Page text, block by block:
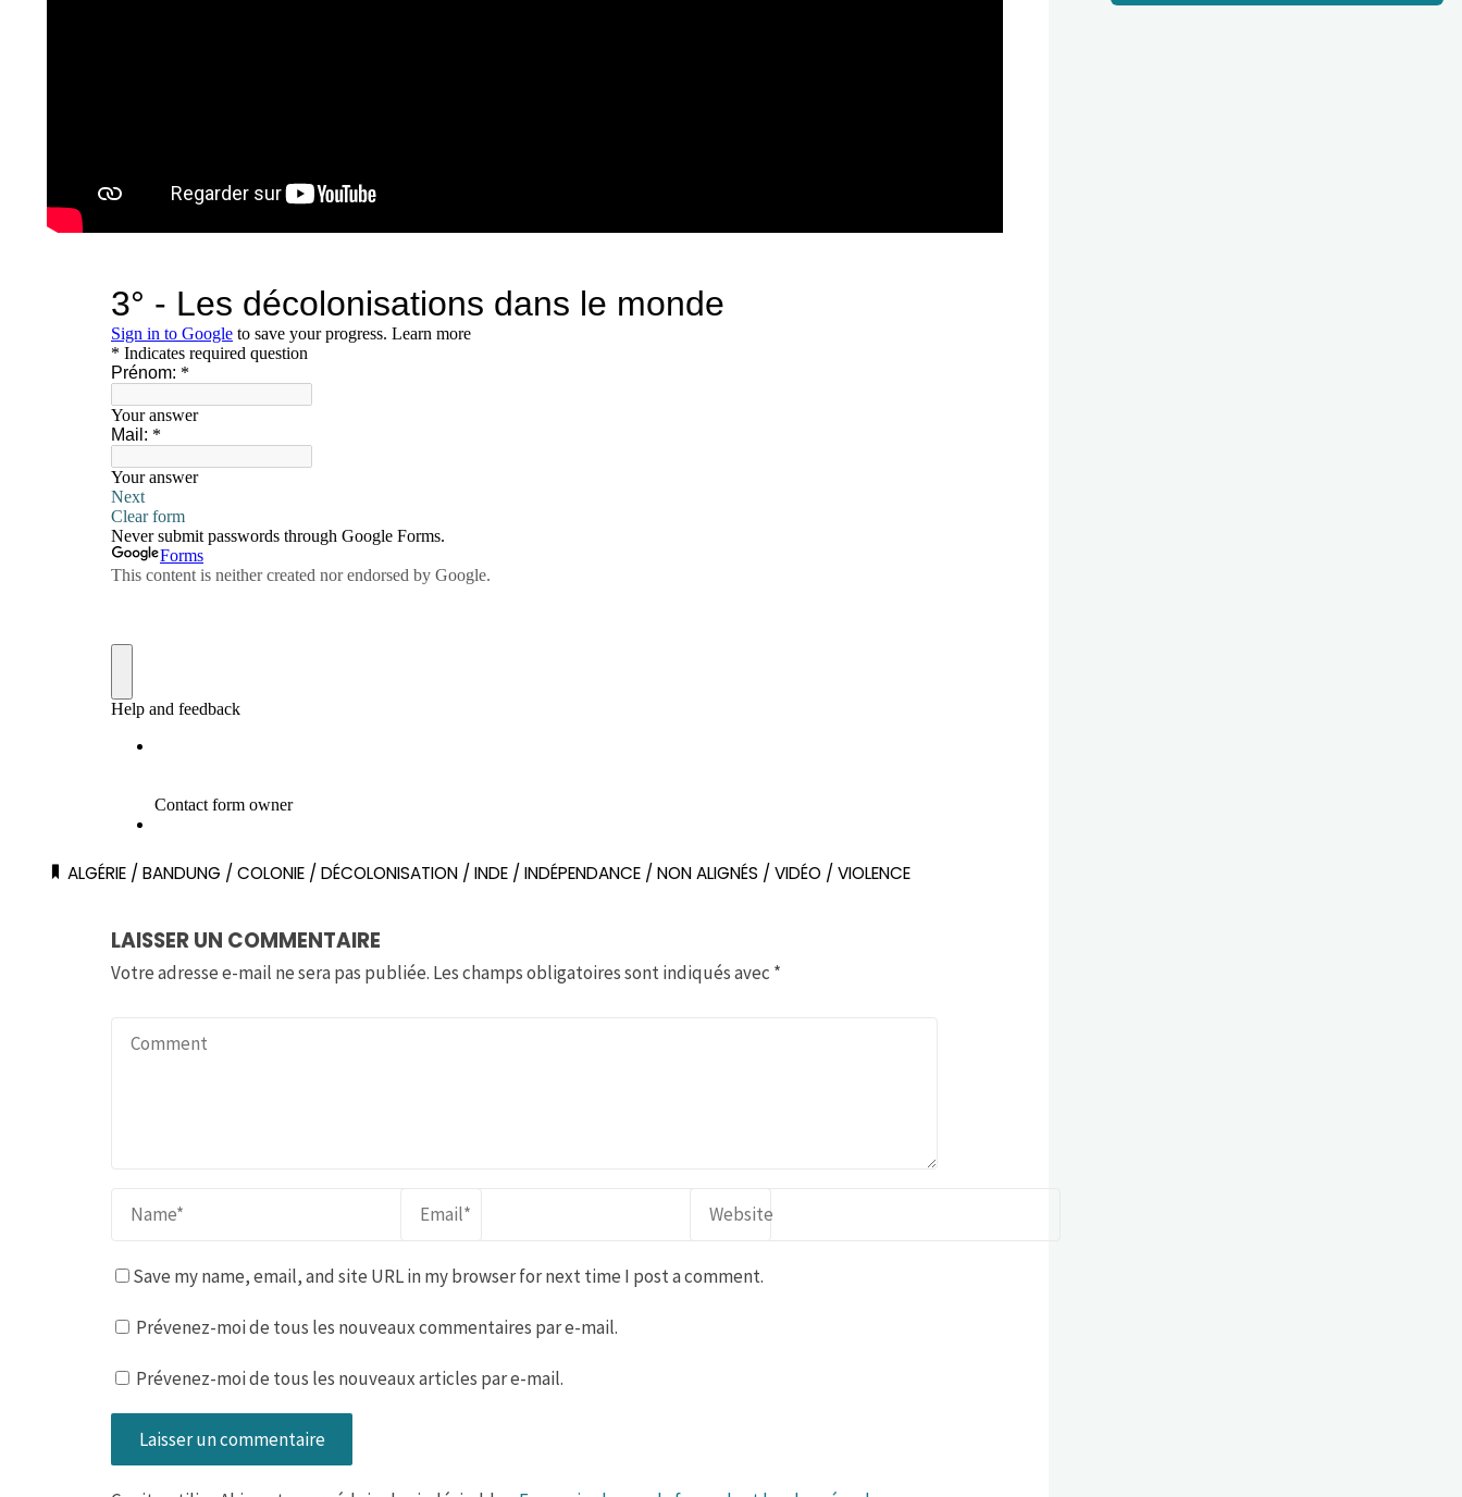
ALGÉRIE/ BANDUNG / COLONIE/ DÉCOLONISATION/ INDE/ INDÉPENDANCE/ NON ALIGNÉS / VIDÉO / VIOLENCE
LAISSER UN COMMENTAIRE
Votre adresse e-mail ne sera pas publiée. Les champs obligatoires sont indiqués avec *
Save my name, email, and site URL in my browser for next time I post a comment.
Prévenez-moi de tous les nouveaux commentaires par e-mail.
Prévenez-moi de tous les nouveaux articles par e-mail.